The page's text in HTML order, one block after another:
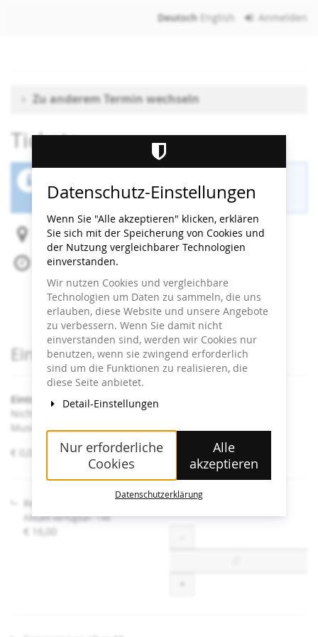
Deutsch English Anmelden
Zu anderem Termin wechseln
Tickets
ist beendet.
Heidi Horten Collection
Fr, 22. Mai 2026
Beginn:
17:30 Uhr
Ende:18:00Uhr
Zum Kalender hinzufügen
Produkte
Eintrittskarten
Eintritt Heidi Horten Collection
Nicht angeführte Ermäßigungen sind an der Kassa im
Museum erhältlich.
von
€ 0,00 – € 16,00
Regulär
Aktuell verfügbar: 146
€ 16,00
Datenschutz-Einstellungen
Wenn Sie "Alle akzeptieren" klicken, erklären
Sie sich mit der Speicherung von Cookies und
der Nutzung vergleichbarer Technologien
einverstanden.
Wir nutzen Cookies und vergleichbare
Technologien um Daten zu sammeln, die uns
erlauben, diese Website und unsere Angebote
zu verbessern. Wenn Sie damit nicht
einverstanden sind, werden wir Cookies nur
benutzen, wenn sie zwingend erforderlich
sind um die Funktionen zu realisieren, die
diese Seite anbietet.
Detail-Einstellungen
Nur erforderliche
Cookies
Alle
akzeptieren
Datenschutzerklärung